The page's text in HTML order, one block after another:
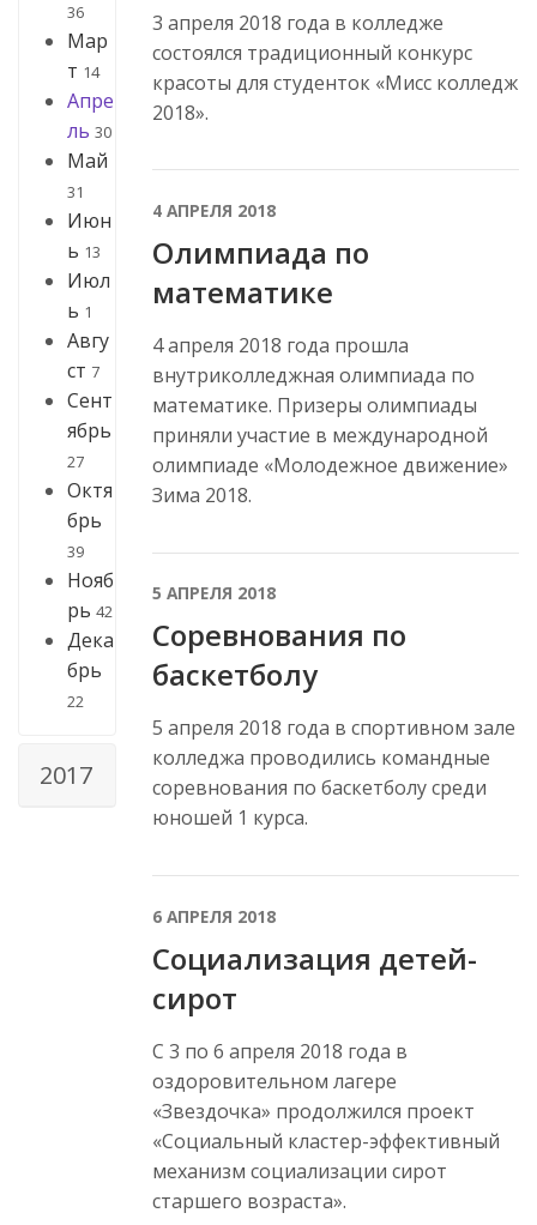
36
Мар
т 14
Апре
ль 30
Май
31
Июн
ь 13
Июл
ь 1
Авгу
ст 7
Сент
ябрь
27
Октя
брь
39
Нояб
рь 42
Дека
брь
22
2017
3 апреля 2018 года в колледже
состоялся традиционный конкурс
красоты для студенток «Мисс колледж
2018».
4 АПРЕЛЯ 2018
Олимпиада по
математике
4 апреля 2018 года прошла
внутриколледжная олимпиада по
математике. Призеры олимпиады
приняли участие в международной
олимпиаде «Молодежное движение»
Зима 2018.
5 АПРЕЛЯ 2018
Соревнования по
баскетболу
5 апреля 2018 года в спортивном зале
колледжа проводились командные
соревнования по баскетболу среди
юношей 1 курса.
6 АПРЕЛЯ 2018
Социализация детей-
сирот
С 3 по 6 апреля 2018 года в
оздоровительном лагере
«Звездочка» продолжился проект
«Социальный кластер-эффективный
механизм социализации сирот
старшего возраста».